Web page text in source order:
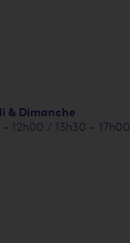
& Dimanche
12h00 / 13h30 – 17h00